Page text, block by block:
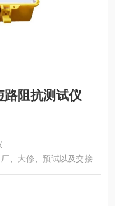
阻抗测试仪
、大修、预试以及交接试
抗（%）测试，并与铭牌